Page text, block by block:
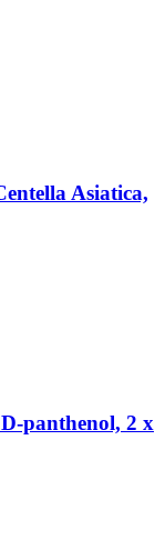
Asiatica,
panthenol, 2 x